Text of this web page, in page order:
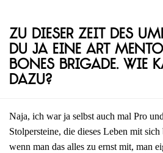
Zu dieser Zeit des
du ja eine Art
Bones Brigade. Wie
dazu?
Naja, ich war ja selbst auch mal Pro
Stolpersteine, die dieses Leben mit
wenn man das alles zu ernst mit, man